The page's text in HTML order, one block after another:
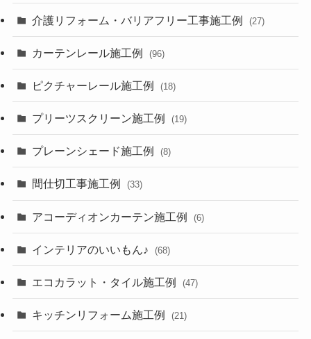
介護リフォーム・バリアフリー工事施工例 (27)
カーテンレール施工例 (96)
ピクチャーレール施工例 (18)
プリーツスクリーン施工例 (19)
プレーンシェード施工例 (8)
間仕切工事施工例 (33)
アコーディオンカーテン施工例 (6)
インテリアのいいもん♪ (68)
エコカラット・タイル施工例 (47)
キッチンリフォーム施工例 (21)